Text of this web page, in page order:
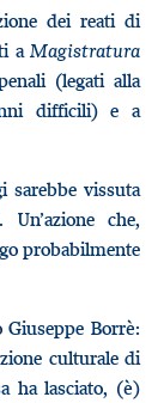
dei reati di
aMagistratura
(legati alla
difficili) e a
sarebbe vissuta
Un’azione che,
probabilmente
Borrè:
culturale di
ha lasciato, (è)